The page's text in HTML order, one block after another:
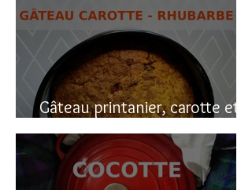
Gâteau printanier, carotte et
rhubarbe